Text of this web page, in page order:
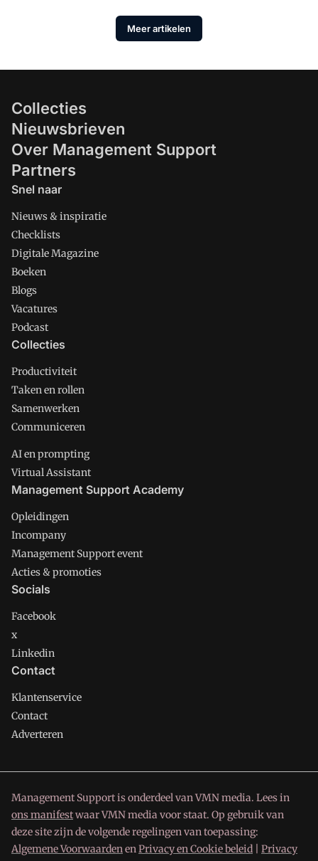
Meer artikelen
Collecties
Nieuwsbrieven
Over Management Support
Partners
Snel naar
Nieuws & inspiratie
Checklists
Digitale Magazine
Boeken
Blogs
Vacatures
Podcast
Collecties
Productiviteit
Taken en rollen
Samenwerken
Communiceren
AI en prompting
Virtual Assistant
Management Support Academy
Opleidingen
Incompany
Management Support event
Acties & promoties
Socials
Facebook
x
Linkedin
Contact
Klantenservice
Contact
Adverteren
Management Support is onderdeel van VMN media. Lees in
ons manifestwaar VMN media voor staat. Op gebruik van
deze site zijn de volgende regelingen van toepassing:
Algemene VoorwaardenenPrivacy en Cookie beleid
Privacy